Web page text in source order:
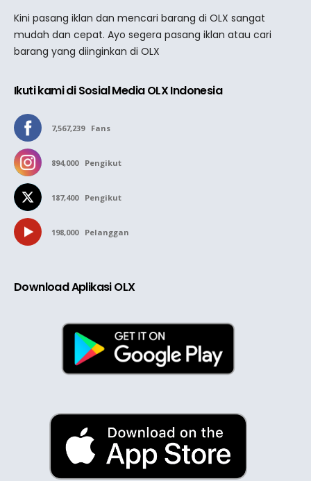
Kini pasang iklan dan mencari barang di OLX sangat
mudah dan cepat. Ayo segera pasang iklan atau cari
barang yang diinginkan di OLX
Ikuti kami di Sosial Media OLX Indonesia
7,567,239 Fans
894,000 Pengikut
187,400 Pengikut
198,000 Pelanggan
Download Aplikasi OLX